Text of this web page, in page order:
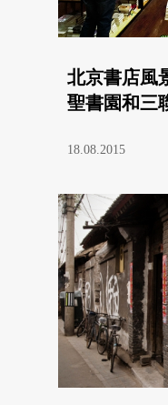
北京書店風
聖書園和三
18.08.2015